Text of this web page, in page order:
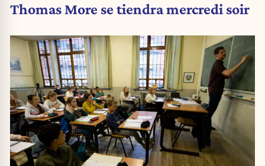
Thomas More se tiendra mercredi soir